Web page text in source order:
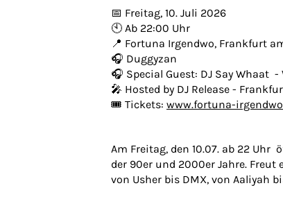
📅 Freitag, 10. Juli 2026
🕙 Ab 22:00 Uhr
📍 Fortuna Irgendwo, Frankfurt
🎧 Duggyzan
🎧 Special Guest: DJ Say Whaat
🎤 Hosted by DJ Release -
🎟️ Tickets: www.fortuna-
Am Freitag, den 10.07. ab 22
der 90er und 2000er Jahre. Freut
von Usher bis DMX, von Aaliyah